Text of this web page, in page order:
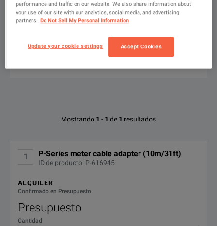
Seminuevo
para
buscar
Opciones disponibles para Keysight
No se han encontrado configuraciones
Mostrando 1 - 1 de 1 resultados
1 P-Series meter cable adapter (10m/31ft)
ID de producto: P-616945
ALQUILER
Confirmado en Presupuesto
Presupuesto
Cantidad
performance and traffic on our website. We also share information about
your use of our site with our analytics, social media, and advertising
partners.
Do Not Sell My Personal Information
Update your cookie settings Accept Cookies